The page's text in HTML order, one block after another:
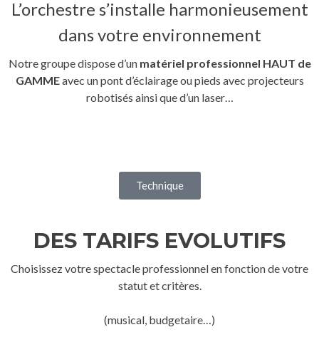
L’orchestre s’installe harmonieusement
dans votre environnement
Notre groupe dispose d’unmatériel professionnel HAUT de
GAMMEavec un pont d’éclairage ou pieds avec projecteurs
robotisés ainsi que d’un laser…
Technique
DES TARIFS EVOLUTIFS
Choisissez votre spectacle professionnel en fonction de votre
statut et critères.
(musical, budgetaire…)